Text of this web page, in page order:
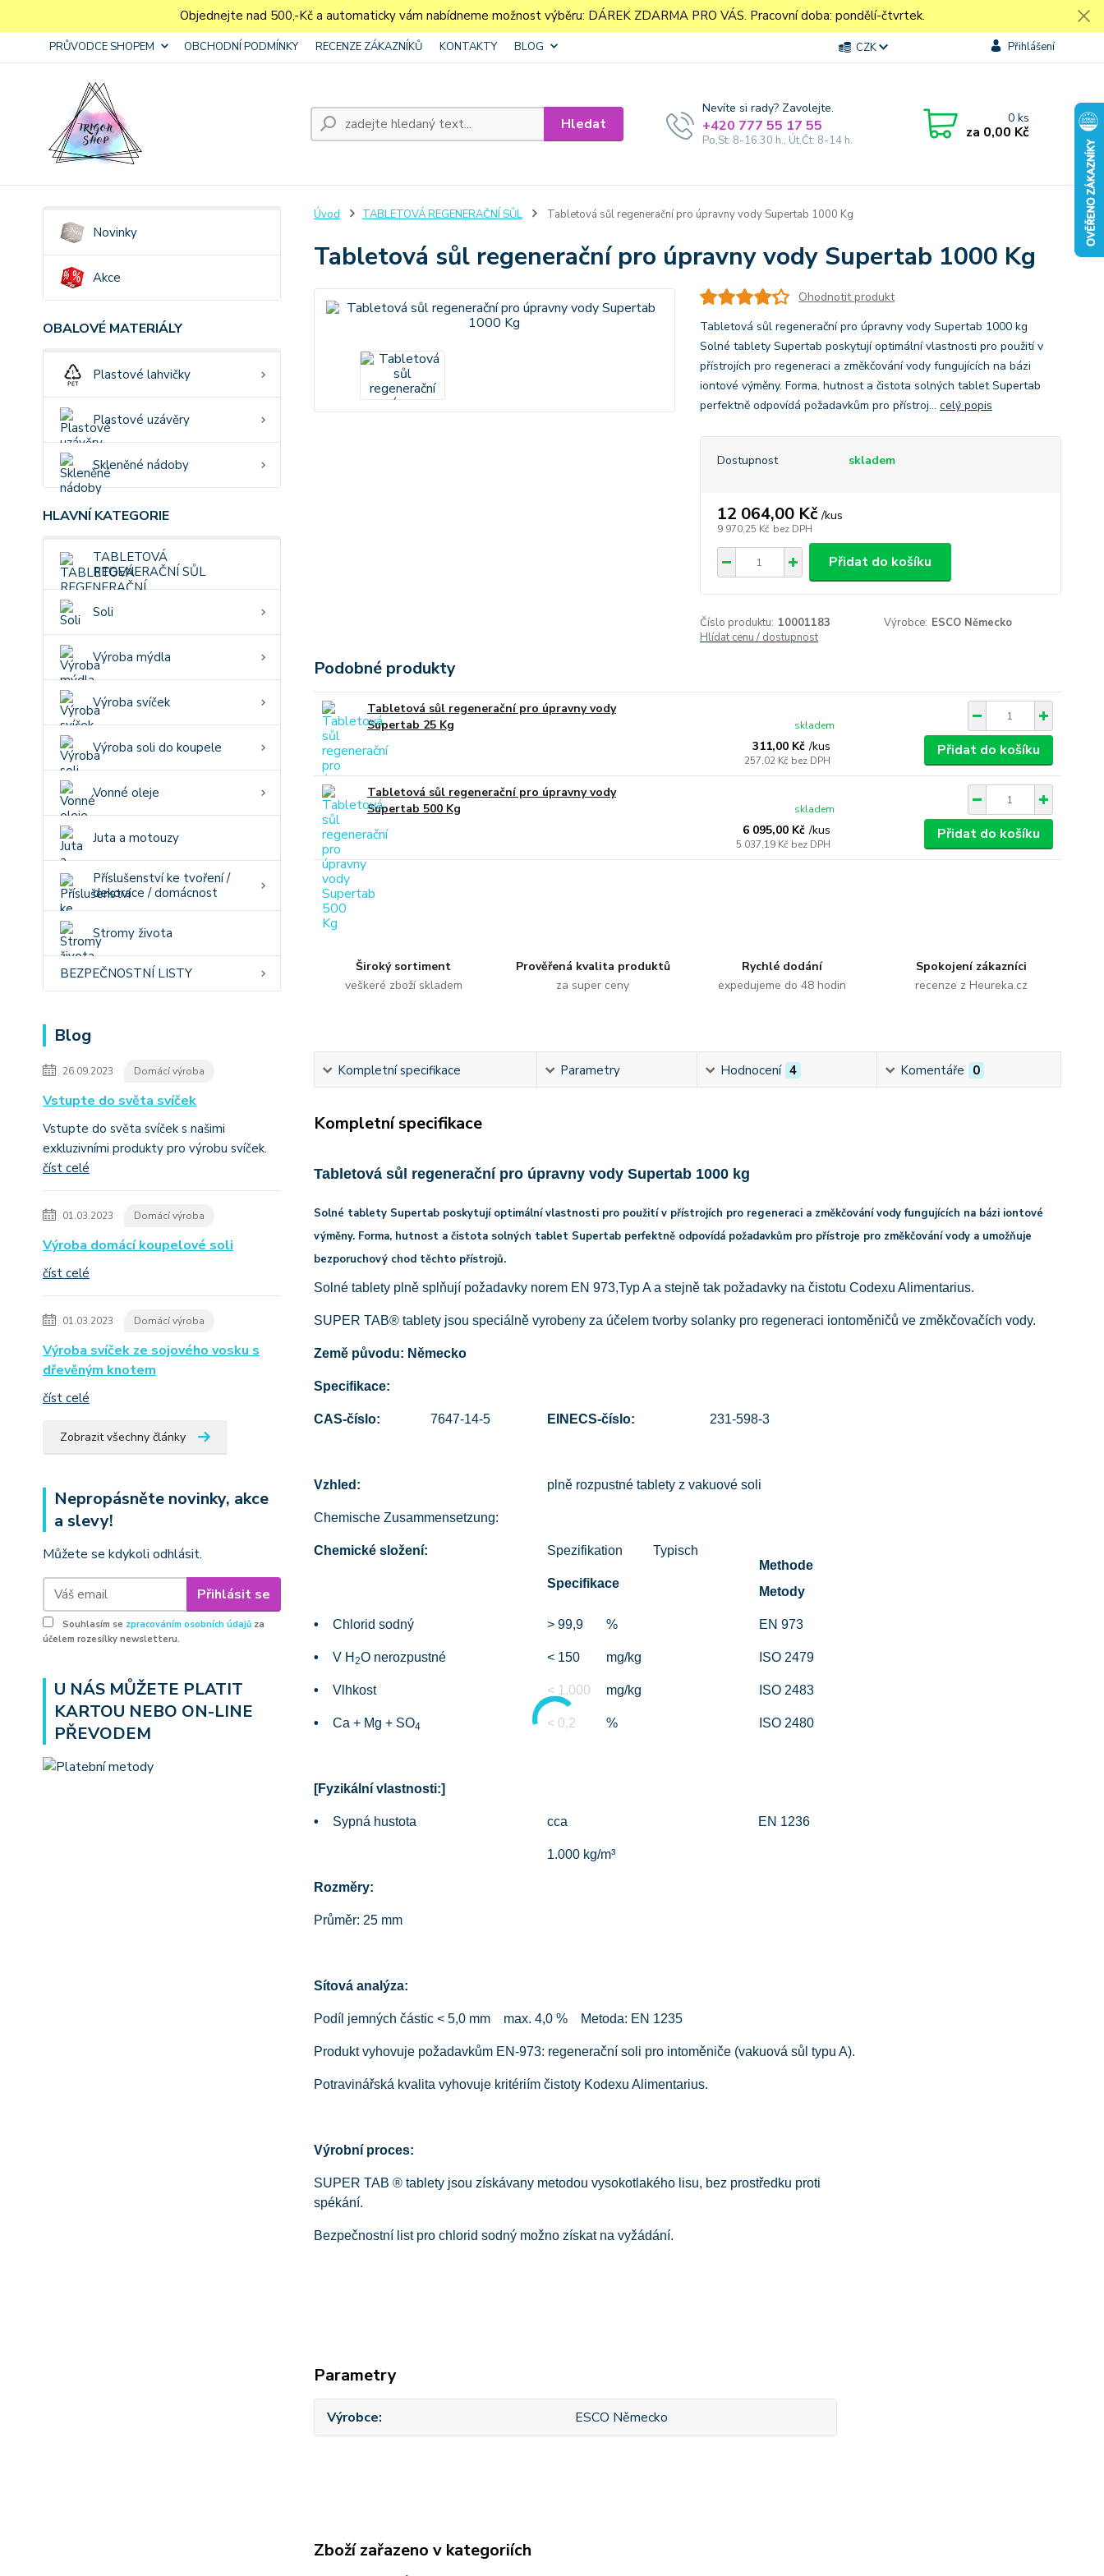
Objednejte nad 500,-Kč a automaticky vám nabídneme možnost výběru: DÁREK ZDARMA PRO VÁS. Pracovní doba: pondělí-čtvrtek.
PRŮVODCE SHOPEM OBCHODNÍ PODMÍNKY RECENZE ZÁKAZNÍKŮ KONTAKTY BLOG CZK Přihlášení
Hledat
Nevíte si rady? Zavolejte.
+420 777 55 17 55
Po,St: 8-16.30 h., Út,Čt: 8-14 h.
0ks
za 0,00 Kč
Novinky
Akce
OBALOVÉ MATERIÁLY
Plastové lahvičky
Plastové uzávěry
Skleněné nádoby
HLAVNÍ KATEGORIE
TABLETOVÁ
REGENERAČNÍ SŮL
Soli
Výroba mýdla
Výroba svíček
Výroba soli do koupele
Vonné oleje
Juta a motouzy
Příslušenství ke tvoření /
dekorace / domácnost
Stromy života
BEZPEČNOSTNÍ LISTY
Blog
26.09.2023 Domácí výroba
Vstupte do světa svíček
Vstupte do světa svíček s našimi
exkluzivními produkty pro výrobu svíček.
číst celé
01.03.2023 Domácí výroba
Výroba domácí koupelové soli
číst celé
01.03.2023 Domácí výroba
Výroba svíček ze sojového vosku s
dřevěným knotem
číst celé
Zobrazit všechny články
Nepropásněte novinky, akce
a slevy!
Můžete se kdykoli odhlásit.
Přihlásit se
Souhlasím se zpracováním osobních údajů za
účelem rozesílky newsletteru.
U NÁS MŮŽETE PLATIT
KARTOU NEBO ON-LINE
PŘEVODEM
Úvod TABLETOVÁ REGENERAČNÍ SŮL Tabletová sůl regenerační pro úpravny vody Supertab 1000 Kg
Tabletová sůl regenerační pro úpravny vody Supertab 1000 Kg
Ohodnotit produkt
Tabletová sůl regenerační pro úpravny vody Supertab 1000 kg
Solné tablety Supertab poskytují optimální vlastnosti pro použití v
přístrojích pro regeneraci a změkčování vody fungujících na bázi
iontové výměny. Forma, hutnost a čistota solných tablet Supertab
perfektně odpovídá požadavkům pro přístroj... celý popis
Dostupnost skladem
12 064,00 Kč /kus
9 970,25 Kč bez DPH
Přidat do košíku
Číslo produktu: 10001183 Výrobce: ESCO Německo
Hlídat cenu / dostupnost
Podobné produkty
Tabletová sůl regenerační pro úpravny vody
Supertab 25 Kg
311,00 Kč /kus
257,02 Kč bez DPH
skladem
Přidat do košíku
Tabletová sůl regenerační pro úpravny vody
Supertab 500 Kg
6 095,00 Kč /kus
5 037,19 Kč bez DPH
skladem
Přidat do košíku
Široký sortiment
veškeré zboží skladem
Prověřená kvalita produktů
za super ceny
Rychlé dodání
expedujeme do 48 hodin
Spokojení zákazníci
recenze z Heureka.cz
Kompletní specifikace Parametry Hodnocení 4 Komentáře 0
Kompletní specifikace
Tabletová sůl regenerační pro úpravny vody Supertab 1000 kg
Solné tablety Supertab poskytují optimální vlastnosti pro použití v přístrojích pro regeneraci a změkčování vody fungujících na bázi iontové
výměny. Forma, hutnost a čistota solných tablet Supertab perfektně odpovídá požadavkům pro přístroje pro změkčování vody a umožňuje
bezporuchový chod těchto přístrojů.
Solné tablety plně splňují požadavky norem EN 973,Typ A a stejně tak požadavky na čistotu Codexu Alimentarius.
SUPER TAB® tablety jsou speciálně vyrobeny za účelem tvorby solanky pro regeneraci iontoměničů ve změkčovačích vody.
Země původu: Německo
Specifikace:
CAS-číslo: 7647-14-5 EINECS-číslo: 231-598-3
Vzhled: plně rozpustné tablety z vakuové soli
Chemische Zusammensetzung:
Chemické složení: Spezifikation
Specifikace
Typisch
Methode
Metody
• Chlorid sodný > 99,9 % EN 973
• V H 2O nerozpustné < 150 mg/kg ISO 2479
• Vlhkost < 1.000 mg/kg ISO 2483
• Ca + Mg + SO4 < 0,2 % ISO 2480
[Fyzikální vlastnosti:]
• Sypná hustota cca
1.000 kg/m³
EN 1236
Rozměry:
Průměr: 25 mm
Sítová analýza:
Podíl jemných částic < 5,0 mm max. 4,0 % Metoda: EN 1235
Produkt vyhovuje požadavkům EN-973: regenerační soli pro intoměniče (vakuová sůl typu A).
Potravinářská kvalita vyhovuje kritériím čistoty Kodexu Alimentarius.
Výrobní proces:
SUPER TAB ® tablety jsou získávany metodou vysokotlakého lisu, bez prostředku proti
spékání.
Bezpečnostní list pro chlorid sodný možno získat na vyžádání.
Parametry
Výrobce ESCO Německo
Zboží zařazeno v kategoriích